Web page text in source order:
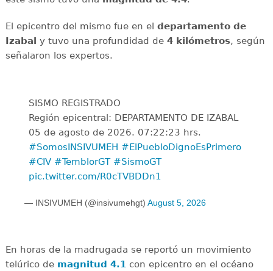
El epicentro del mismo fue en el departamento de
Izabal y tuvo una profundidad de 4 kilómetros, según
señalaron los expertos.
SISMO REGISTRADO
Región epicentral: DEPARTAMENTO DE IZABAL
05 de agosto de 2026. 07:22:23 hrs.
#SomosINSIVUMEH #ElPuebloDignoEsPrimero
#CIV #TemblorGT #SismoGT
pic.twitter.com/R0cTVBDDn1
— INSIVUMEH (@insivumehgt) August 5, 2026
En horas de la madrugada se reportó un movimiento
telúrico de magnitud 4.1con epicentro en el océano